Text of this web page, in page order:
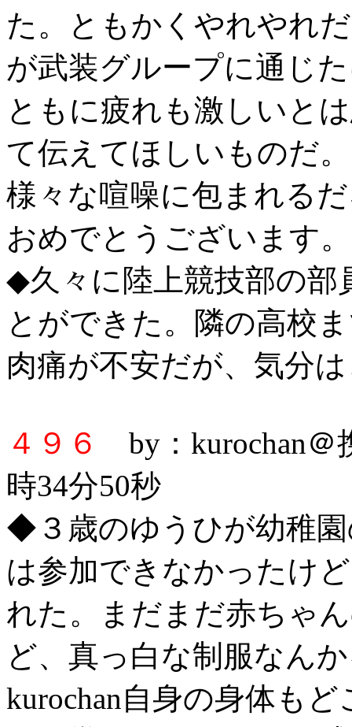
た。ともかくやれやれ
が武装グループに通じ
ともに疲れも激しいと
て伝えてほしいものだ
様々な喧噪に包まれる
おめでとうございます。
◆久々に陸上競技部の部
とができた。隣の高校
肉痛が不安だが、気分
４９６
by：kurochan
時34分50秒
◆３歳のゆうひが幼稚園
は参加できなかったけ
れた。まだまだ赤ちゃ
ど、真っ白な制服なん
kurochan自身の身体も